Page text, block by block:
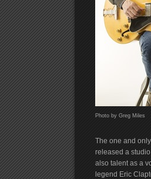
Photo by Greg Miles
The one and
released a
also talent as a
legend Eric